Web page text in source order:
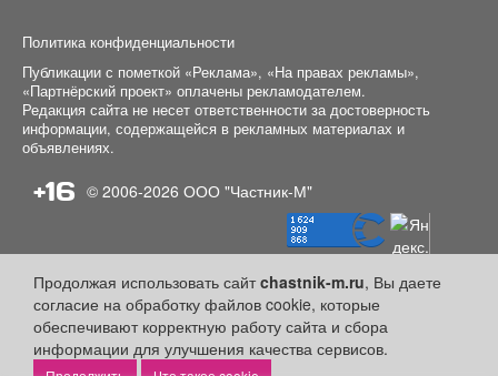
Продолжая использовать сайтchastnik-m.ru, Вы даете
согласие на обработку файлов cookie, которые
обеспечивают корректную работу сайта и сбора
информации для улучшения качества сервисов.
Политика конфиденциальности
Публикации с пометкой «Реклама», «На правах рекламы»,
«Партнёрский проект» оплачены рекламодателем.
Редакция сайта не несет ответственности за достоверность
информации, содержащейся в рекламных материалах и
объявлениях.
+16 © 2006-2026 ООО "Частник-М"